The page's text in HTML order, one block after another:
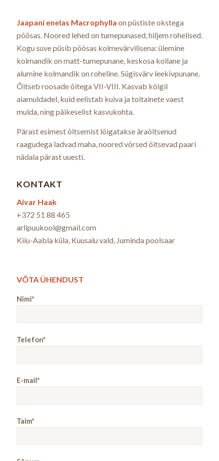
Jaapani enelas Macrophylla on püstiste okstega
põõsas. Noored lehed on tumepunased, hiljem rohelised.
Kogu suve püsib põõsas kolmevärvilisena: ülemine
kolmandik on matt-tumepunane, keskosa kollane ja
alumine kolmandik on roheline. Sügisvärv leekivpunane.
Õitseb roosade õitega VII-VIII. Kasvab kõigil
aiamuldadel, kuid eelistab kuiva ja toitainete vaest
mulda, ning päikeselist kasvukohta.
Pärast esimest õitsemist lõigatakse äraõitsenud
raagudega ladvad maha, noored võrsed õitsevad paari
nädala pärast uuesti.
KONTAKT
Aivar Haak
+372 51 88 465
arlipuukool@gmail.com
Kiiu-Aabla küla, Kuusalu vald, Juminda poolsaar
VÕTA ÜHENDUST
Nimi*
Telefon*
E-mail*
Taim*